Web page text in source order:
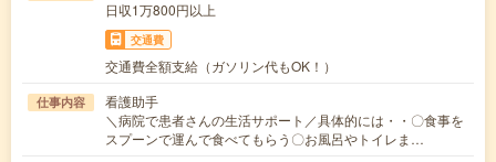
日収1万800円以上
交通費
交通費全額支給（ガソリン代もOK！）
仕事内容
看護助手
＼病院で患者さんの生活サポート／具体的には・・〇食事を
スプーンで運んで食べてもらう〇お風呂やトイレま…